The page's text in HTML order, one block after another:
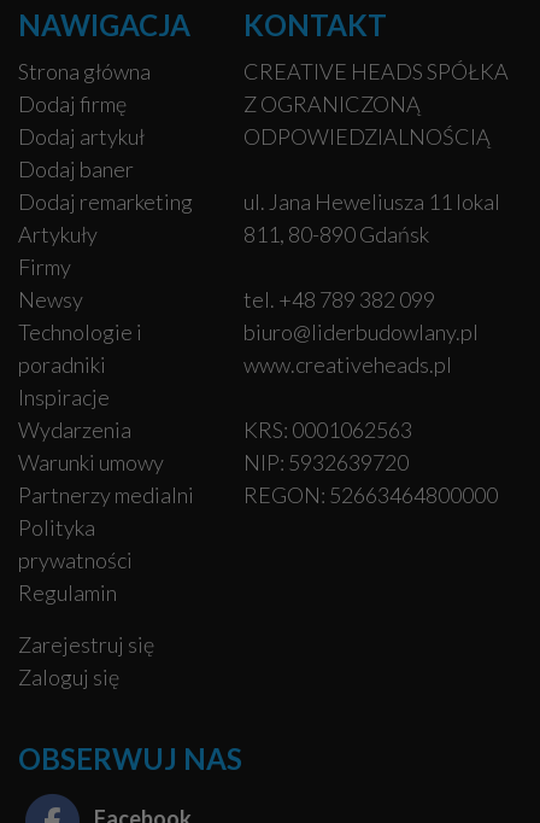
NAWIGACJA
Strona główna
Dodaj firmę
Dodaj artykuł
Dodaj baner
Dodaj remarketing
Artykuły
Firmy
Newsy
Technologie i
poradniki
Inspiracje
Wydarzenia
Warunki umowy
Partnerzy medialni
Polityka
prywatności
Regulamin
Zarejestruj się
Zaloguj się
KONTAKT
CREATIVE HEADS SPÓŁKA
Z OGRANICZONĄ
ODPOWIEDZIALNOŚCIĄ
ul. Jana Heweliusza 11 lokal
811, 80-890 Gdańsk
tel. +48 789 382 099
biuro@liderbudowlany.pl
www.creativeheads.pl
KRS: 0001062563
NIP: 5932639720
REGON: 52663464800000
OBSERWUJ NAS